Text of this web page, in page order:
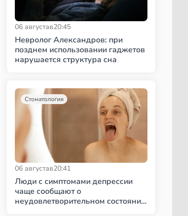
06 августав20:45
Невролог Александров: при
позднем использовании гаджетов
нарушается структура сна
Стоматология
06 августав20:41
Люди с симптомами депрессии
чаще сообщают о
неудовлетворительном состоянии